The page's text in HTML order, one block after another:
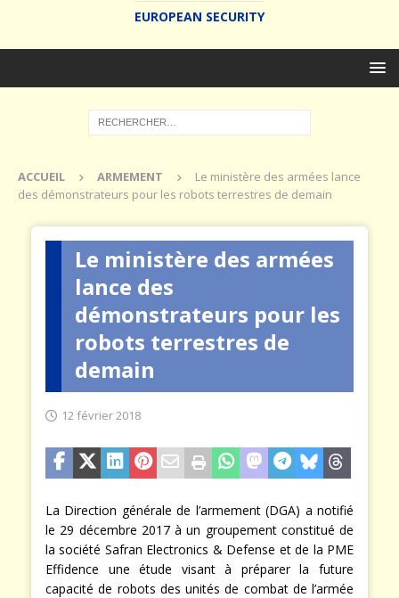
EUROPEAN SECURITY
ACCUEIL ARMEMENT
Le ministère des armées lance
des démonstrateurs pour les robots terrestres de demain
Le ministère des armées
lance des
démonstrateurs pour les
robots terrestres de
demain
12 février 2018
La Direction générale de l’armement (DGA) a notifié
le 29 décembre 2017 à un groupement constitué de
la société Safran Electronics & Defense et de la PME
Effidence une étude visant à préparer la future
capacité de robots des unités de combat de l’armée